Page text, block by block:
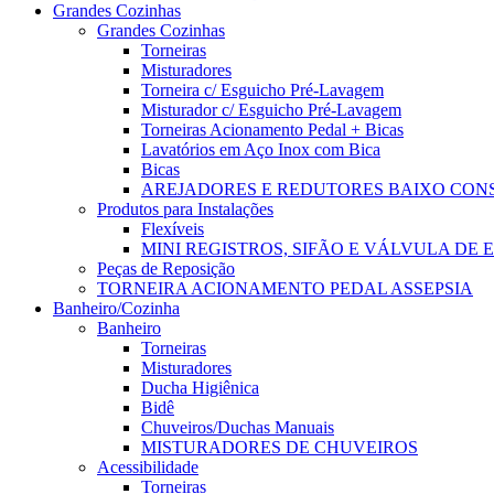
Grandes Cozinhas
Grandes Cozinhas
Torneiras
Misturadores
Torneira c/ Esguicho Pré-Lavagem
Misturador c/ Esguicho Pré-Lavagem
Torneiras Acionamento Pedal + Bicas
Lavatórios em Aço Inox com Bica
Bicas
AREJADORES E REDUTORES BAIXO
Produtos para Instalações
Flexíveis
MINI REGISTROS, SIFÃO E VÁLVULA DE
Peças de Reposição
TORNEIRA ACIONAMENTO PEDAL ASSEPSIA
Banheiro/Cozinha
Banheiro
Torneiras
Misturadores
Ducha Higiênica
Bidê
Chuveiros/Duchas Manuais
MISTURADORES DE CHUVEIROS
Acessibilidade
Torneiras